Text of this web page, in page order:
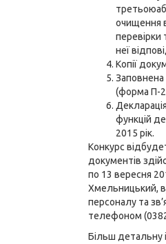
третьою
очищення
неї
Копії
Заповнена
(форма П-
функцій
2015 рік.
Конкурс
документів
по 13 вересня
Хмельницький,
персоналу та
телефоном
Більш детальну